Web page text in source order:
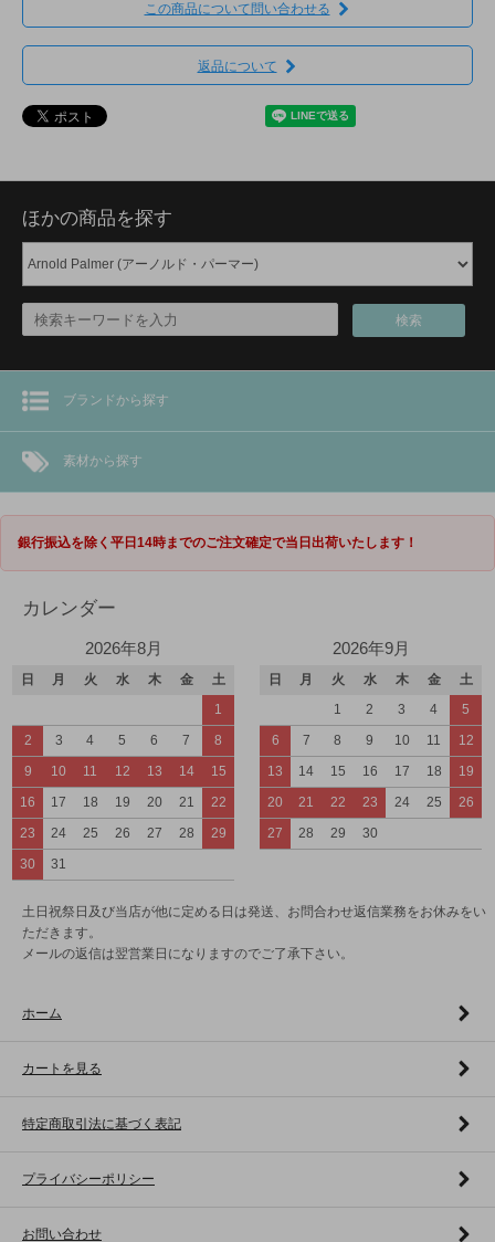
この商品について問い合わせる
返品について
ほかの商品を探す
検索
ブランドから探す
素材から探す
銀行振込を除く平日14時までのご注文確定で当日出荷いたします！
カレンダー
2026年8月
日 月 火 水 木 金
土
1
2
3 4 5 6 7
8
9
10 11 12 13 14
15
16
17 18 19 20 21
22
23
24 25 26 27 28
29
30
31
2026年9月
日 月 火 水 木 金
土
1
2 3 4
5
6
7 8 9 10 11
12
13
14 15 16 17 18
19
20
21 22 23 24 25
26
27
28 29 30
土日祝祭日及び当店が他に定める日は発送、お問合わせ返信業務をお休みをい
ただきます。
メールの返信は翌営業日になりますのでご了承下さい。
ホーム
カートを見る
特定商取引法に基づく表記
プライバシーポリシー
お問い合わせ